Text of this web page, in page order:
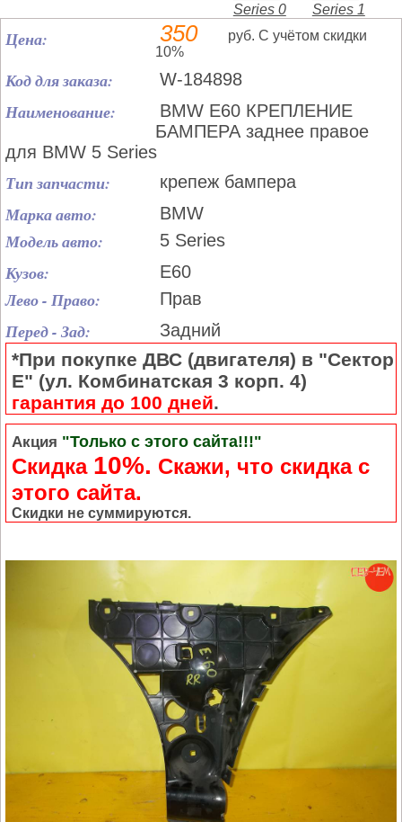
Цена: 350
руб. С учётом скидки
10%
Код для заказа: W-184898
Наименование:
BMW E60 КРЕПЛЕНИЕ
БАМПЕРА заднее правое
для BMW 5 Series
Тип запчасти: крепеж бампера
Марка авто: BMW
Модель авто: 5 Series
Кузов: E60
Лево - Право: Прав
Перед - Зад: Задний
*При покупке ДВС (двигателя) в "Сектор
Е" (ул. Комбинатская 3 корп. 4)
гарантия до 100 дней.
Акция "Только с этого сайта!!!"
Скидка 10%. Cкажи, что скидка с
этого сайта.
Скидки не суммируются.